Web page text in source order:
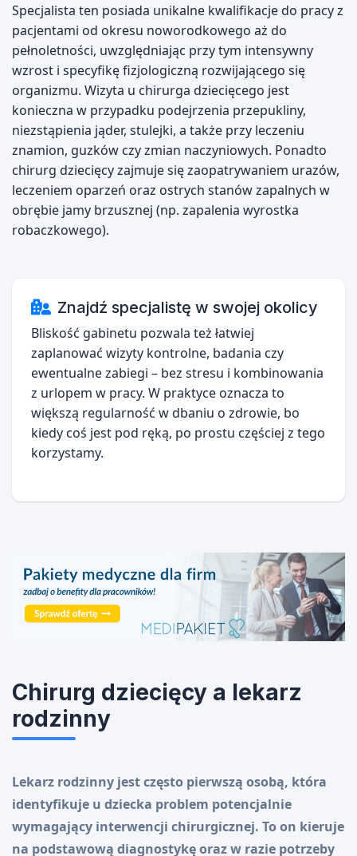
Specjalista ten posiada unikalne kwalifikacje do pracy z
pacjentami od okresu noworodkowego aż do
pełnoletności, uwzględniając przy tym intensywny
wzrost i specyfikę fizjologiczną rozwijającego się
organizmu. Wizyta u chirurga dziecięcego jest
konieczna w przypadku podejrzenia przepukliny,
niezstąpienia jąder, stulejki, a także przy leczeniu
znamion, guzków czy zmian naczyniowych. Ponadto
chirurg dziecięcy zajmuje się zaopatrywaniem urazów,
leczeniem oparzeń oraz ostrych stanów zapalnych w
obrębie jamy brzusznej (np. zapalenia wyrostka
robaczkowego).
Znajdź specjalistę w swojej okolicy
Bliskość gabinetu pozwala też łatwiej
zaplanować wizyty kontrolne, badania czy
ewentualne zabiegi – bez stresu i kombinowania
z urlopem w pracy. W praktyce oznacza to
większą regularność w dbaniu o zdrowie, bo
kiedy coś jest pod ręką, po prostu częściej z tego
korzystamy.
Chirurg dziecięcy a lekarz
rodzinny
Lekarz rodzinny jest często pierwszą osobą, która
identyfikuje u dziecka problem potencjalnie
wymagający interwencji chirurgicznej. To on kieruje
na podstawową diagnostykę oraz w razie potrzeby